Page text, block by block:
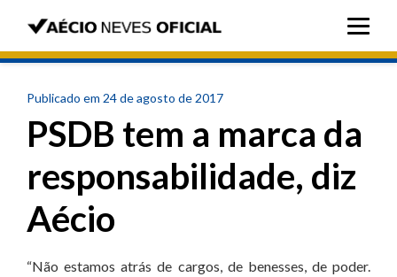
Publicado em 24 de agosto de 2017
PSDB tem a marca da
responsabilidade, diz
Aécio
“Não estamos atrás de cargos, de benesses, de poder.